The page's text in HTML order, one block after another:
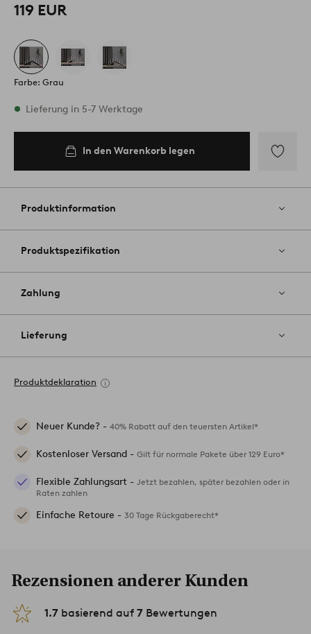
119 EUR
Farbe: Grau
Vorrätig
Lieferung in 5-7 Werktage
In den Warenkorb legen
Favoriten
Produktinformation
Produktspezifikation
Zahlung
Lieferung
Produktdeklaration
Neuer Kunde? - 40% Rabatt auf den teuersten Artikel*
Kostenloser Versand - Gilt für normale Pakete über 129 Euro*
Flexible Zahlungsart - Jetzt bezahlen, später bezahlen oder in
Raten zahlen
Einfache Retoure - 30 Tage Rückgaberecht*
Rezensionen anderer Kunden
1.7 basierend auf 7 Bewertungen